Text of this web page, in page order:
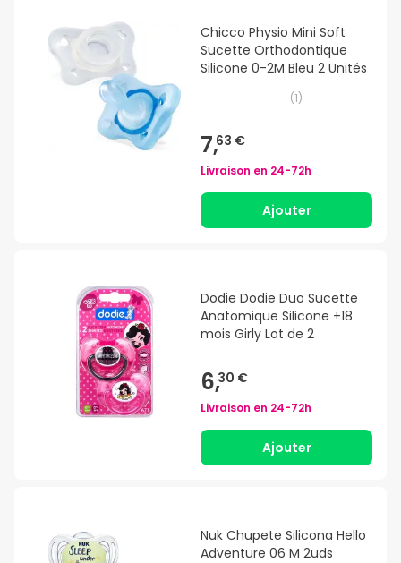
Chicco Physio Mini Soft
Sucette Orthodontique
Silicone 0-2M Bleu 2 Unités
(1)
7,63 €
Livraison en 24-72h
Ajouter
Dodie Dodie Duo Sucette
Anatomique Silicone +18
mois Girly Lot de 2
6,30 €
Livraison en 24-72h
Ajouter
Nuk Chupete Silicona Hello
Adventure 06 M 2uds